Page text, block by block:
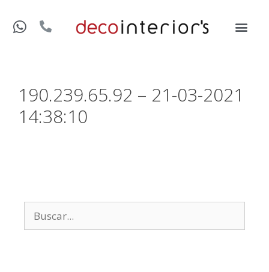
190.239.65.92 – 21-03-2021
14:38:10